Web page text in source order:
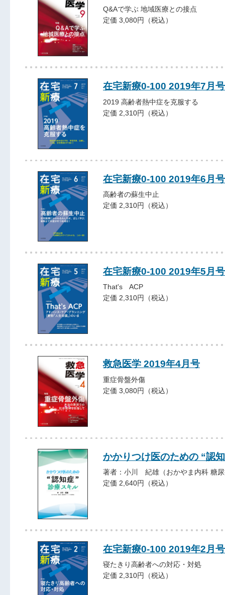
Q&Aで学ぶ 地域医療との接点
定価 3,080円（税込）
在宅新療0-100 2019年7月号
2019 高齢者熱中症を克服する
定価 2,310円（税込）
在宅新療0-100 2019年6月号
高齢者の蘇生中止
定価 2,310円（税込）
在宅新療0-100 2019年5月号
That's ACP
定価 2,310円（税込）
救急医学 2019年4月号
重症骨盤外傷
定価 3,080円（税込）
かかりつけ医のための “認
著者：小川 紀雄（おかやま内科 糖
定価 2,640円（税込）
在宅新療0-100 2019年2月号
寝たきり高齢者への対応・対処
定価 2,310円（税込）